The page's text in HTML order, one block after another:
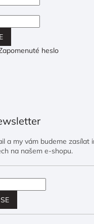
heslo
a my vám budeme zasílat
na našem e-shopu.